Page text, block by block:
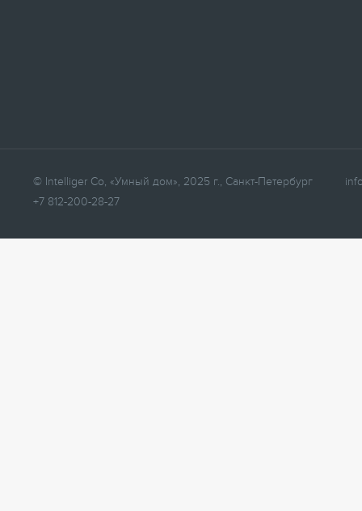
© Intelliger Co, «Умный дом», 2025 г., Санкт-Петербург
+7 812-200-28-27